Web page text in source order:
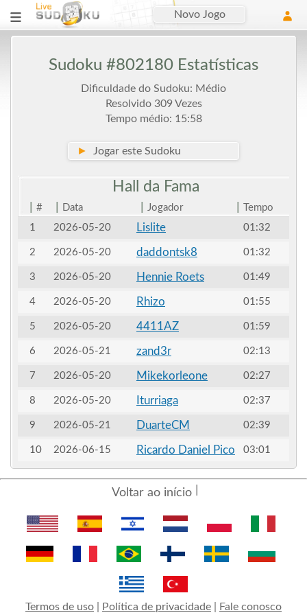
Novo Jogo
Sudoku #802180 Estatísticas
Dificuldade do Sudoku: Médio
Resolvido 309 Vezes
Tempo médio: 15:58
► Jogar este Sudoku
Hall da Fama
# Data Jogador
Tempo
1
2026-05-20 Lislite 01:32
2 2026-05-20 daddontsk8 01:32
3 2026-05-20 Hennie Roets 01:49
4 2026-05-20 Rhizo 01:55
5 2026-05-20 4411AZ 01:59
6 2026-05-21 zand3r 02:13
7 2026-05-20 Mikekorleone 02:27
8 2026-05-20 Iturriaga 02:37
9 2026-05-21 DuarteCM 02:39
10 2026-06-15 Ricardo Daniel Pico 03:01
Voltar ao início
Termos de uso Política de privacidade Fale conosco